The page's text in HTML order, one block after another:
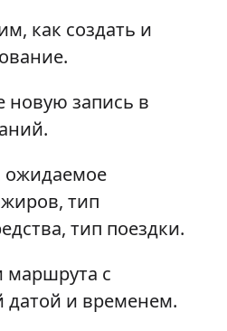
как создать и
новую запись в
ожидаемое
тип
тип поездки.
маршрута с
датой и временем.